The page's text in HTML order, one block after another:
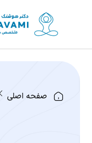
صفحه اصلی